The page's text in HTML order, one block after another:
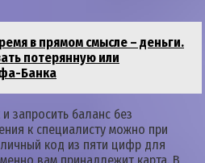
в прямом смысле – деньги.
потерянную или
Банка
запросить баланс без
к специалисту можно при
код из пяти цифр для